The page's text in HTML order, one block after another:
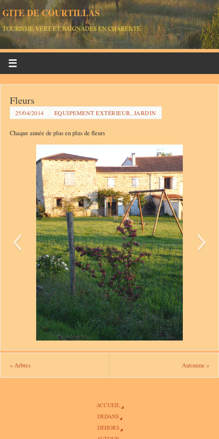
GITE DE COURTILLAS
TOURISME VERT ET BAIGNADES EN CHARENTE
Fleurs
25/04/2014 EQUIPEMENT EXTÉRIEUR, JARDIN
Chaque année de plus en plus de fleurs
«Arbres Automne»
ACCUEIL
DEDANS
DEHORS